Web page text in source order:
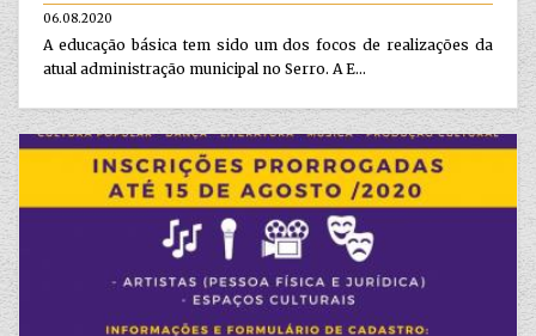
06.08.2020
A educação básica tem sido um dos focos de realizações da
atual administração municipal no Serro. A E...